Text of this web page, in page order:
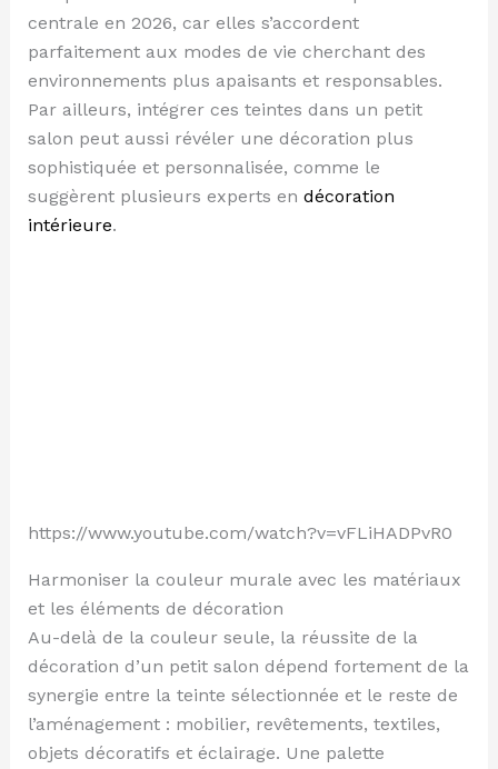
centrale en 2026, car elles s’accordent
parfaitement aux modes de vie cherchant des
environnements plus apaisants et responsables.
Par ailleurs, intégrer ces teintes dans un petit
salon peut aussi révéler une décoration plus
sophistiquée et personnalisée, comme le
suggèrent plusieurs experts en décoration
intérieure.
https://www.youtube.com/watch?v=vFLiHADPvR0
Harmoniser la couleur murale avec les matériaux
et les éléments de décoration
Au-delà de la couleur seule, la réussite de la
décoration d’un petit salon dépend fortement de la
synergie entre la teinte sélectionnée et le reste de
l’aménagement : mobilier, revêtements, textiles,
objets décoratifs et éclairage. Une palette